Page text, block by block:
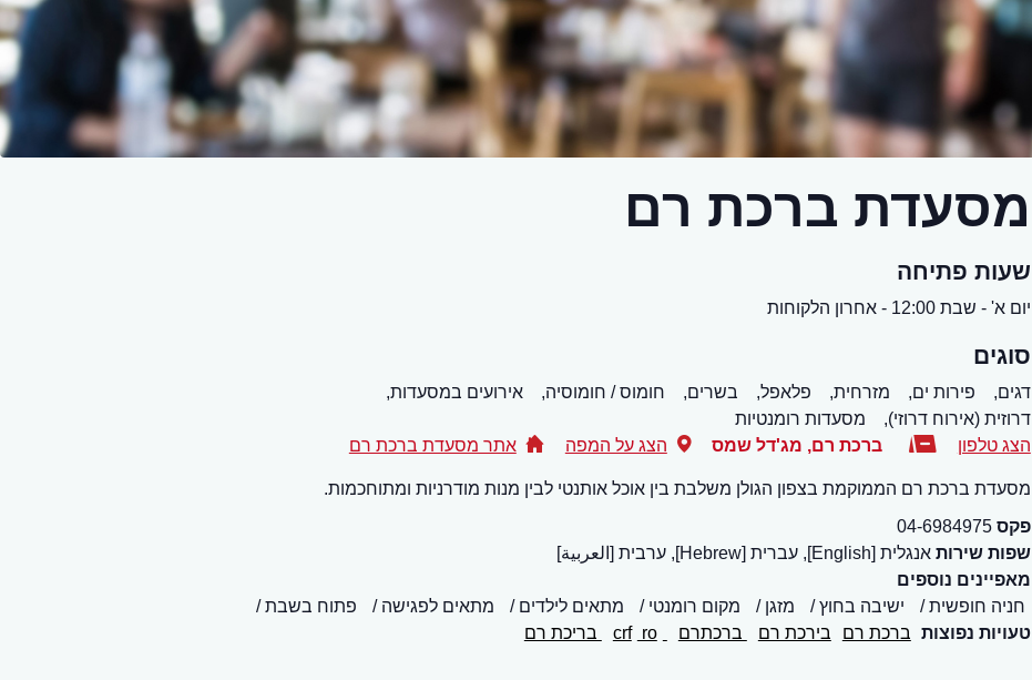
מסעדת ברכת רם
שעות פתיחה
יום א' - שבת 12:00 - אחרון הלקוחות
סוגים
דגים, פירות ים, מזרחית, פלאפל, בשרים, חומוס / חומוסיה,
אירועים במסעדות,
דרוזית (אירוח דרוזי),
מסעדות רומנטיות
הצג טלפון
ברכת רם, מג'דל שמס הצג על המפה אתר מסעדת ברכת רם
מסעדת ברכת רם הממוקמת בצפון הגולן משלבת בין אוכל אותנטי לבין מנות מודרניות ומתוחכמות.
פקס 04-6984975
שפות שירות אנגלית [English], עברית [Hebrew], ערבית [العربية]
מאפיינים נוספים
חניה חופשית
ישיבה בחוץ מזגן מקום רומנטי מתאים לילדים מתאים לפגישה
פתוח בשבת
טעויות נפוצות ברכת רם בירכת רם ברכתרם ro בריכת רם